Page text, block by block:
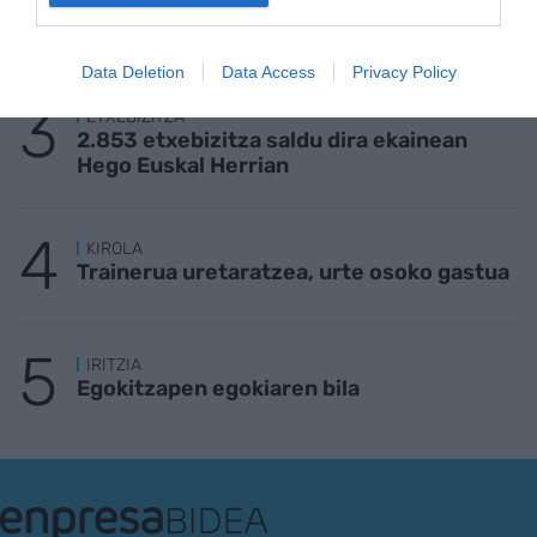
Data Deletion Data Access Privacy Policy
ezagutuko nau jendeak, baina kirolaritzat
daukat neure burua"
ETXEBIZITZA
2.853 etxebizitza saldu dira ekainean
Hego Euskal Herrian
KIROLA
Trainerua uretaratzea, urte osoko gastua
IRITZIA
Egokitzapen egokiaren bila